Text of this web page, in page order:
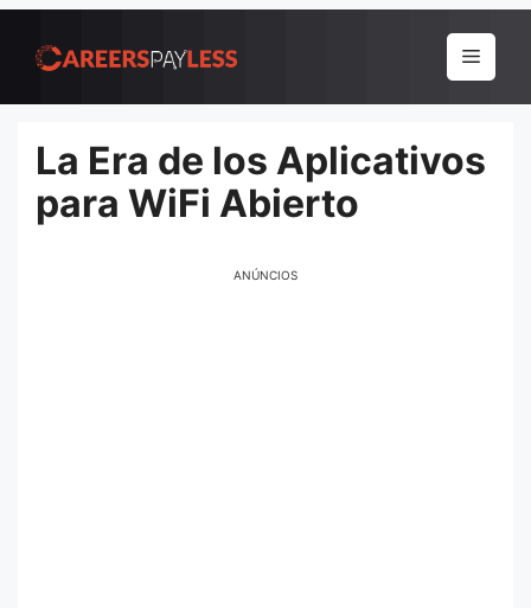
para
conteúdo
Menu
La Era de los Aplicativos
para WiFi Abierto
ANÚNCIOS